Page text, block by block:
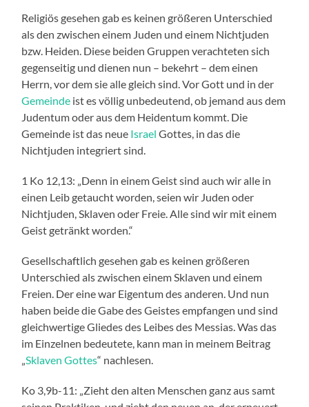
Religiös gesehen gab es keinen größeren Unterschied
als den zwischen einem Juden und einem Nichtjuden
bzw. Heiden. Diese beiden Gruppen verachteten sich
gegenseitig und dienen nun – bekehrt – dem einen
Herrn, vor dem sie alle gleich sind. Vor Gott und in der
Gemeinde ist es völlig unbedeutend, ob jemand aus dem
Judentum oder aus dem Heidentum kommt. Die
Gemeinde ist das neue Israel Gottes, in das die
Nichtjuden integriert sind.
1 Ko 12,13: „Denn in einem Geist sind auch wir alle in
einen Leib getaucht worden, seien wir Juden oder
Nichtjuden, Sklaven oder Freie. Alle sind wir mit einem
Geist getränkt worden.“
Gesellschaftlich gesehen gab es keinen größeren
Unterschied als zwischen einem Sklaven und einem
Freien. Der eine war Eigentum des anderen. Und nun
haben beide die Gabe des Geistes empfangen und sind
gleichwertige Gliedes des Leibes des Messias. Was das
im Einzelnen bedeutete, kann man in meinem Beitrag
„Sklaven Gottes“ nachlesen.
Ko 3,9b-11: „Zieht den alten Menschen ganz aus samt